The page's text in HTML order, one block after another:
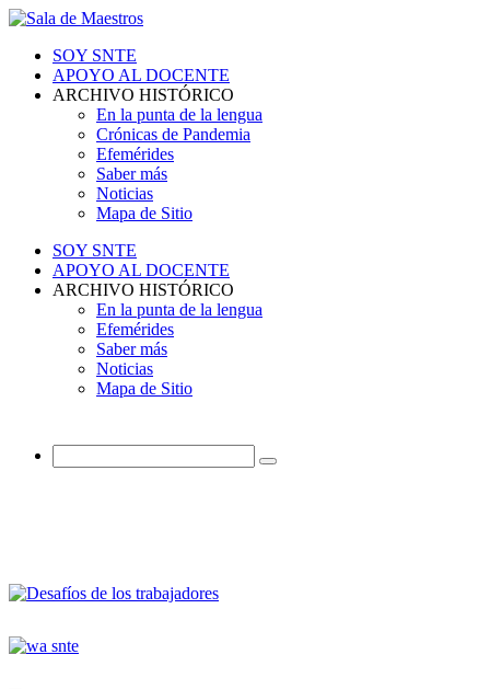
SOY SNTE
APOYO AL DOCENTE
ARCHIVO HISTÓRICO
En la punta de la lengua
Crónicas de Pandemia
Efemérides
Saber más
Noticias
Mapa de Sitio
SOY SNTE
APOYO AL DOCENTE
ARCHIVO HISTÓRICO
En la punta de la lengua
Efemérides
Saber más
Noticias
Mapa de Sitio